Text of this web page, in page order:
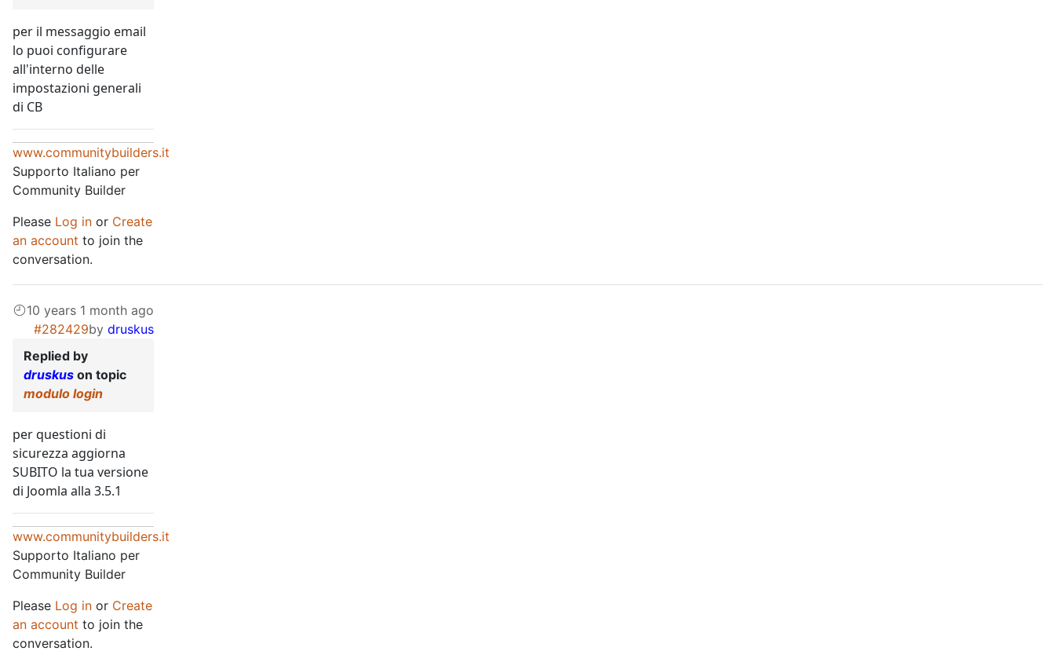
per il messaggio email
lo puoi configurare
all'interno delle
impostazioni generali
di CB
www.communitybuilders.it
Supporto Italiano per
Community Builder
Please Log in or Create
an account to join the
conversation.
10 years 1 month ago
#282429by druskus
Replied by
druskus on topic
modulo login
per questioni di
sicurezza aggiorna
SUBITO la tua versione
di Joomla alla 3.5.1
www.communitybuilders.it
Supporto Italiano per
Community Builder
Please Log in or Create
an account to join the
conversation.